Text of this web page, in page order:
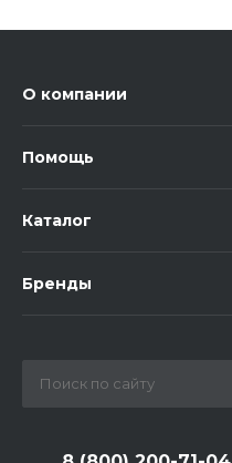
О компании
Помощь
Каталог
Бренды